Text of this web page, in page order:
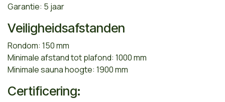
Garantie: 5 jaar
Veiligheidsafstanden
Rondom: 150 mm
Minimale afstand tot plafond: 1000 mm
Minimale sauna hoogte: 1900 mm
Certificering: